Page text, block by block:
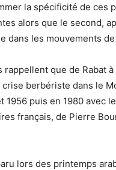
la spécificité de ces
alors que le second,
dans les mouvements
que de Rabat
berbériste dans le
1956 puis en 1980
français, de Pierre
lors des printemps